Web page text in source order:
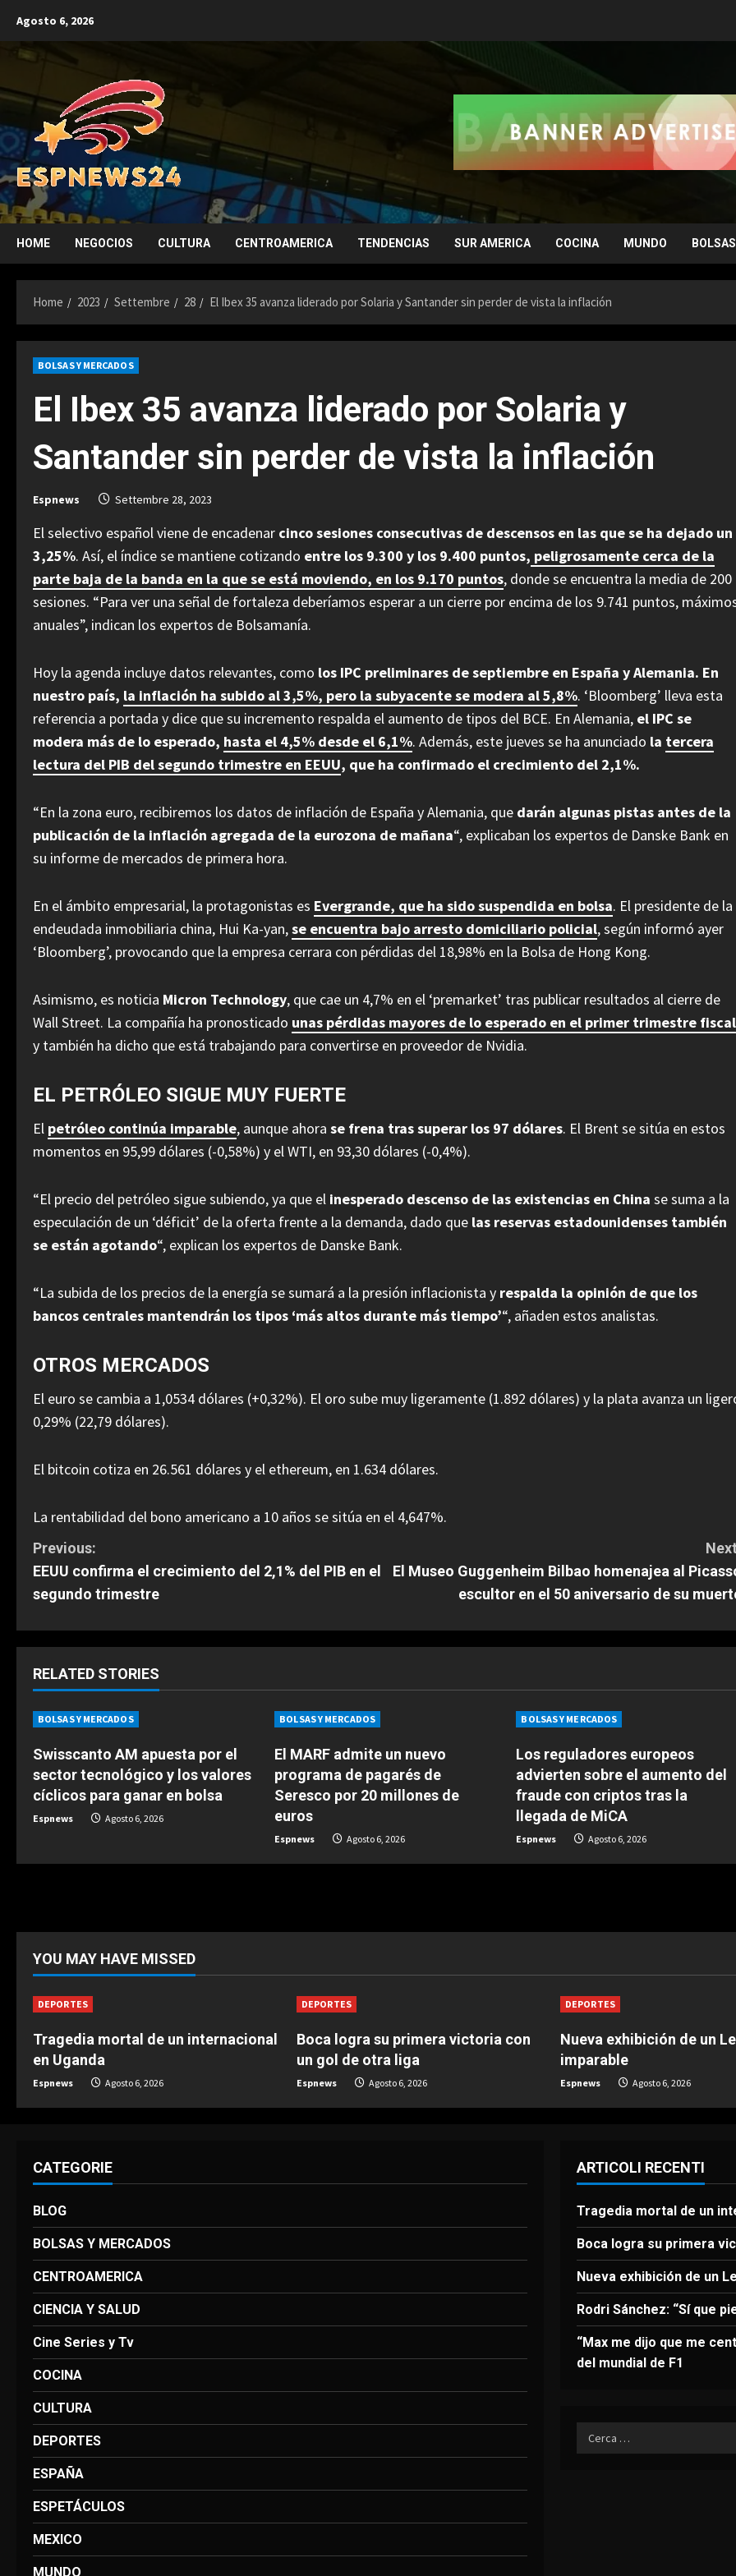
content
Agosto 6, 2026
HOME NEGOCIOS CULTURA CENTROAMERICA TENDENCIAS SUR AMERICA COCINA MUNDO
Home 2023 Settembre 28 El Ibex 35 avanza liderado por Solaria y Santander sin perder de vista la inflación
BOLSAS Y MERCADOS
El Ibex 35 avanza liderado por Solaria y
Santander sin perder de vista la inflación
Espnews Settembre 28, 2023
El selectivo español viene de encadenar cinco sesiones consecutivas de descensos en las que se ha dejado un
3,25%. Así, el índice se mantiene cotizando entre los 9.300 y los 9.400 puntos, peligrosamente cerca de la
parte baja de la banda en la que se está moviendo, en los 9.170 puntos, donde se encuentra la media de 200
sesiones. “Para ver una señal de fortaleza deberíamos esperar a un cierre por encima de los 9.741 puntos,
anuales”, indican los expertos de Bolsamanía.
Hoy la agenda incluye datos relevantes, como los IPC preliminares de septiembre en España y Alemania. En
nuestro país, la inflación ha subido al 3,5%, pero la subyacente se modera al 5,8%. ‘Bloomberg’ lleva esta
referencia a portada y dice que su incremento respalda el aumento de tipos del BCE. En Alemania, el IPC se
modera más de lo esperado, hasta el 4,5% desde el 6,1%. Además, este jueves se ha anunciado la tercera
lectura del PIB del segundo trimestre en EEUU, que ha confirmado el crecimiento del 2,1%.
“En la zona euro, recibiremos los datos de inflación de España y Alemania, que darán algunas pistas antes de la
publicación de la inflación agregada de la eurozona de mañana“, explicaban los expertos de Danske Bank en
su informe de mercados de primera hora.
En el ámbito empresarial, la protagonistas es Evergrande, que ha sido suspendida en bolsa. El presidente de la
endeudada inmobiliaria china, Hui Ka-yan,se encuentra bajo arresto domiciliario policial, según informó ayer
‘Bloomberg’, provocando que la empresa cerrara con pérdidas del 18,98% en la Bolsa de Hong Kong.
Asimismo, es noticia Micron Technology, que cae un 4,7% en el ‘premarket’ tras publicar resultados al cierre de
Wall Street. La compañía ha pronosticado unas pérdidas mayores de lo esperado en el primer trimestre fiscal
y también ha dicho que está trabajando para convertirse en proveedor de Nvidia.
EL PETRÓLEO SIGUE MUY FUERTE
El petróleo continúa imparable, aunque ahora se frena tras superar los 97 dólares. El Brent se sitúa en estos
momentos en 95,99 dólares (-0,58%) y el WTI, en 93,30 dólares (-0,4%).
“El precio del petróleo sigue subiendo, ya que el inesperado descenso de las existencias en China se suma a la
especulación de un ‘déficit’ de la oferta frente a la demanda, dado que las reservas estadounidenses también
se están agotando“, explican los expertos de Danske Bank.
“La subida de los precios de la energía se sumará a la presión inflacionista y respalda la opinión de que los
bancos centrales mantendrán los tipos ‘más altos durante más tiempo’“, añaden estos analistas.
OTROS MERCADOS
El euro se cambia a 1,0534 dólares (+0,32%). El oro sube muy ligeramente (1.892 dólares) y la plata avanza un
0,29% (22,79 dólares).
El bitcoin cotiza en 26.561 dólares y el ethereum, en 1.634 dólares.
La rentabilidad del bono americano a 10 años se sitúa en el 4,647%.
C
o
t
i
n
u
e
R
e
d
i
n
g
Previous:
EEUU confirma el crecimiento del 2,1% del PIB en el
segundo trimestre
El Museo Guggenheim Bilbao homenajea al
escultor en el 50 aniversario de su
RELATED STORIES
BOLSAS Y MERCADOS
Swisscanto AM apuesta por el
sector tecnológico y los valores
cíclicos para ganar en bolsa
Espnews Agosto 6, 2026
BOLSAS Y MERCADOS
El MARF admite un nuevo
programa de pagarés de
Seresco por 20 millones de
euros
Espnews Agosto 6, 2026
BOLSAS Y MERCADOS
Los reguladores europeos
advierten sobre el aumento del
fraude con criptos tras la
llegada de MiCA
Espnews Agosto 6, 2026
YOU MAY HAVE MISSED
DEPORTES
Tragedia mortal de un internacional
en Uganda
Espnews Agosto 6, 2026
DEPORTES
Boca logra su primera victoria con
un gol de otra liga
Espnews Agosto 6, 2026
DEPORTES
Nueva exhibición de un
imparable
Espnews Agosto 6, 2026
CATEGORIE
BLOG
BOLSAS Y MERCADOS
CENTROAMERICA
CIENCIA Y SALUD
Cine Series y Tv
COCINA
CULTURA
DEPORTES
ESPAÑA
ESPETÁCULOS
MEXICO
MUNDO
ARTICOLI RECENTI
Tragedia mortal de un
Boca logra su primera
Nueva exhibición de un
Rodri Sánchez: “Sí que
“Max me dijo que me
del mundial de F1
Ricerca
per: